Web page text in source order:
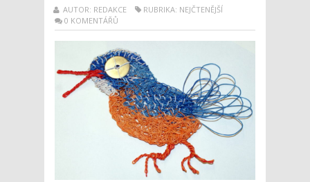
AUTOR: REDAKCE
RUBRIKA: NEJČTENĚJŠÍ
0 KOMENTÁŘŮ